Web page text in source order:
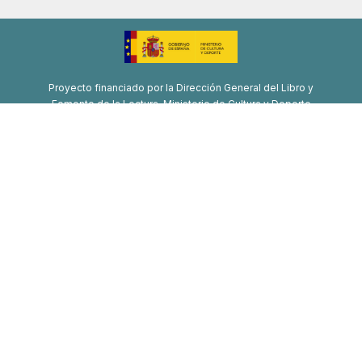
Proyecto financiado por la Dirección General del Libro y
Fomento de la Lectura, Ministerio de Cultura y Deporte